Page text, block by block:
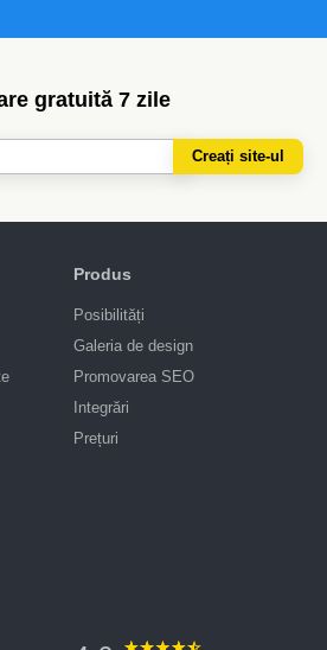
gratuită 7 zile
Creați site-ul
Produs
Posibilități
Galeria de design
Promovarea SEO
Integrări
Prețuri